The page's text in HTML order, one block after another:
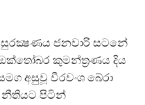
ජනවාරි සටනේ
කුමන්ත‍්‍රණය දිය
අසුවූ වීරවංශ බේරා
නීතියට පිටින්